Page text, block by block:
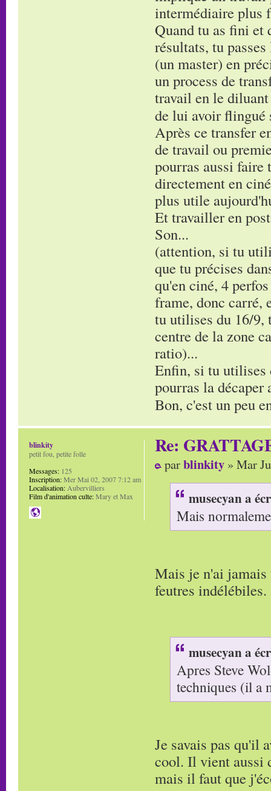
intermédiaire plus
Quand tu as fini et
résultats, tu
(un master) en
un process de
travail en le
de lui avoir flingué
Après ce transfer
de travail ou
pourras aussi
directement en
plus utile
Et travailler en
Son...
(attention, si tu
que tu précises
qu'en ciné, 4
frame, donc carré,
tu utilises du 16/9,
centre de la zone
ratio)...
Enfin, si tu utilises
pourras la décaper
Bon, c'est un peu
Re:
parblinkity » Mar
musecyan a
Mais
Mais je n'ai jamais
feutres indélébiles.
musecyan a
Apres Steve
techniques (il a
Je savais pas qu'il
cool. Il vient aussi
mais il faut que
blinkity
petit fou, petite folle
Messages: 125
Inscription:Mer Mai 02, 2007 7:12 am
Localisation: Aubervilliers
Film d'animation culte:Mary et Max